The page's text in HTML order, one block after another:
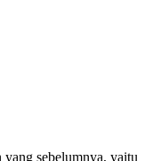
yang sebelumnya, yaitu